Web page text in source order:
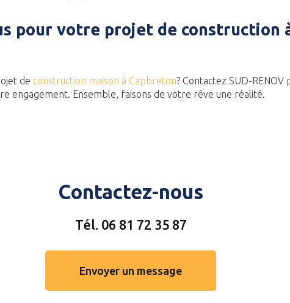
pour votre projet de construction
de construction maison à Capbreton? Contactez SUD-
engagement. Ensemble, faisons de votre rêve une réalité.
Contactez-nous
Tél. 06 81 72 35 87
Envoyer un message